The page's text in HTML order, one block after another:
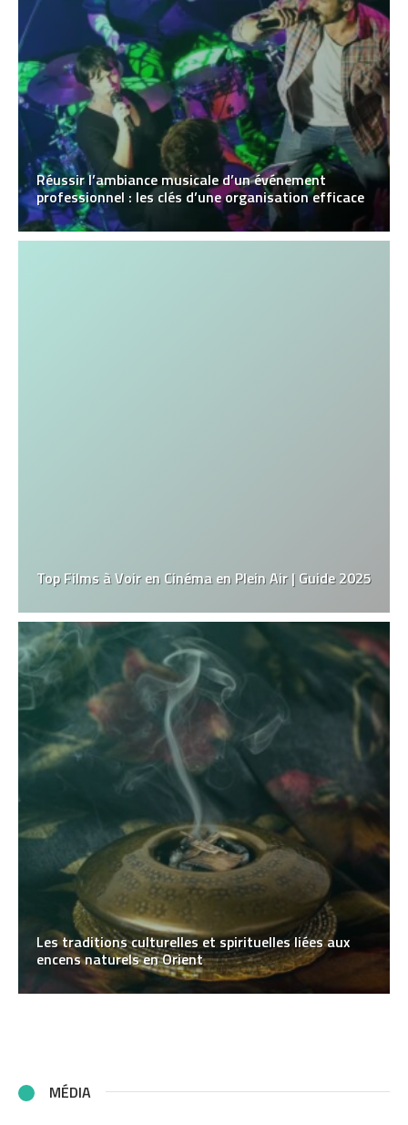
Réussir l’ambiance musicale d’un événement
professionnel : les clés d’une organisation efficace
Top Films à Voir en Cinéma en Plein Air | Guide 2025
Les traditions culturelles et spirituelles liées aux
encens naturels en Orient
MÉDIA